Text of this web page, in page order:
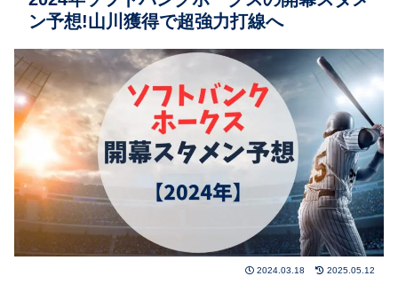
ン予想!山川獲得で超強力打線へ
2024.03.18 2025.05.12